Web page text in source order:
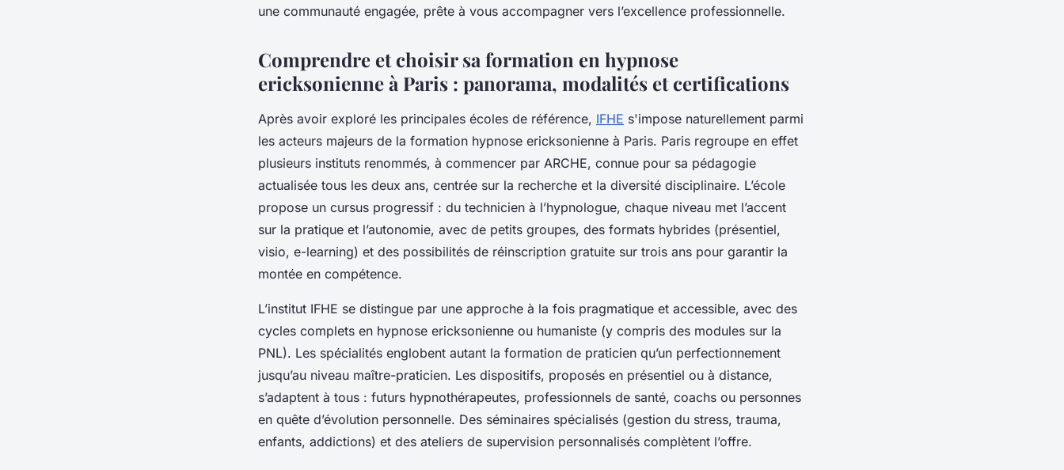
une communauté engagée, prête à vous accompagner vers l’excellence professionnelle.
Comprendre et choisir sa formation en hypnose
ericksonienne à Paris : panorama, modalités et certifications
Après avoir exploré les principales écoles de référence, IFHE s'impose naturellement parmi
les acteurs majeurs de la formation hypnose ericksonienne à Paris. Paris regroupe en effet
plusieurs instituts renommés, à commencer par ARCHE, connue pour sa pédagogie
actualisée tous les deux ans, centrée sur la recherche et la diversité disciplinaire. L’école
propose un cursus progressif : du technicien à l’hypnologue, chaque niveau met l’accent
sur la pratique et l’autonomie, avec de petits groupes, des formats hybrides (présentiel,
visio, e-learning) et des possibilités de réinscription gratuite sur trois ans pour garantir la
montée en compétence.
L’institut IFHE se distingue par une approche à la fois pragmatique et accessible, avec des
cycles complets en hypnose ericksonienne ou humaniste (y compris des modules sur la
PNL). Les spécialités englobent autant la formation de praticien qu’un perfectionnement
jusqu’au niveau maître-praticien. Les dispositifs, proposés en présentiel ou à distance,
s’adaptent à tous : futurs hypnothérapeutes, professionnels de santé, coachs ou personnes
en quête d’évolution personnelle. Des séminaires spécialisés (gestion du stress, trauma,
enfants, addictions) et des ateliers de supervision personnalisés complètent l’offre.